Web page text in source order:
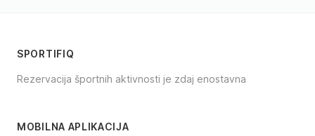
SPORTIFIQ
Rezervacija športnih aktivnosti je zdaj enostavna
MOBILNA APLIKACIJA